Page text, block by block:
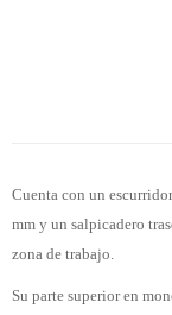
Cuenta con un
mm y un salpicadero
zona de trabajo.
Su parte superior en